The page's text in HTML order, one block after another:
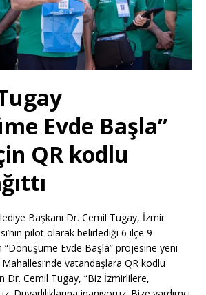
Evde Başla”
QR kodlu
Başkanı Dr. Cemil Tugay, İzmir
pilot olarak belirlediği 6 ilçe 9
“Dönüşüme Evde Başla” projesine yeni
vatandaşlara QR kodlu
Dr. Cemil Tugay, “Biz İzmirlilere,